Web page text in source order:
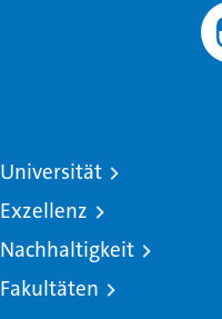
Universität
Exzellenz
Nachhaltigkeit
Fakultäten